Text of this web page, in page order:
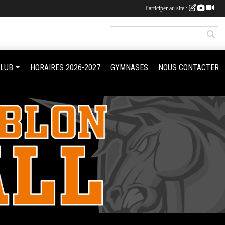
HORAIRES 2026-2027 GYMNASES NOUS CONTACTER
Participer au site :